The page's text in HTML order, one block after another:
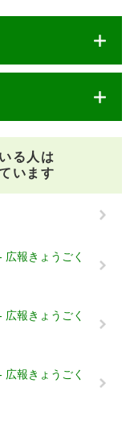
る人は
います
報きょうごく
報きょうごく
報きょうごく